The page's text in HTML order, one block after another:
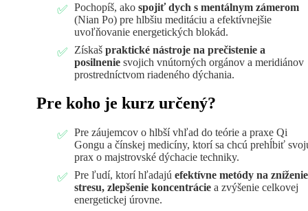
Pochopíš, ako spojiť dych s mentálnym zámerom
(Nian Po) pre hlbšiu meditáciu a efektívnejšie
uvoľňovanie energetických blokád.
Získaš praktické nástroje na prečistenie a
posilnenie svojich vnútorných orgánov a meridiánov
prostredníctvom riadeného dýchania.
Pre koho je kurz určený?
Pre záujemcov o hlbší vhľad do teórie a praxe Qi
Gongu a čínskej medicíny, ktorí sa chcú prehĺbiť
prax o majstrovské dýchacie techniky.
Pre ľudí, ktorí hľadajú efektívne metódy na zníženie
stresu, zlepšenie koncentrácie a zvýšenie celkovej
energetickej úrovne.